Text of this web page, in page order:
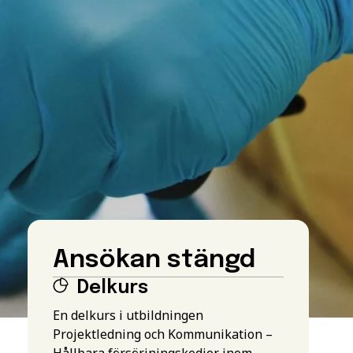
Ansökan stängd
Delkurs
En delkurs i utbildningen
Projektledning och Kommunikation –